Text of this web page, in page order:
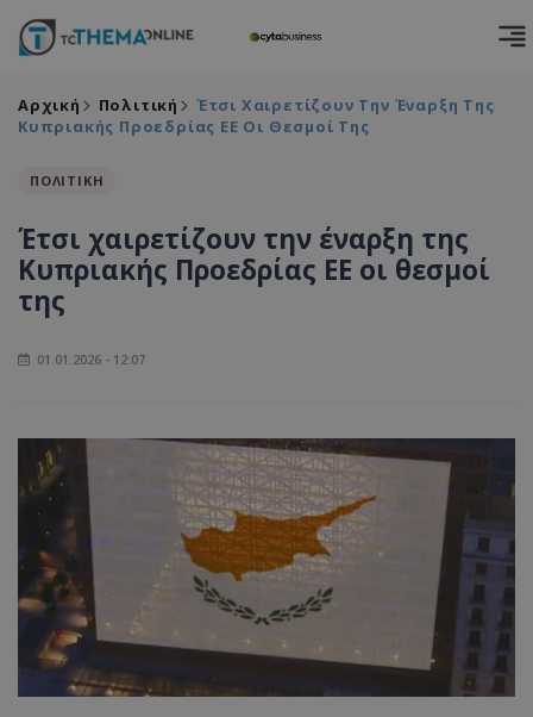
Αρχική Πολιτική
Έτσι Χαιρετίζουν Την Έναρξη Της
Κυπριακής Προεδρίας EE Οι Θεσμοί Της
ΠΟΛΙΤΙΚΗ
Έτσι χαιρετίζουν την έναρξη της
Κυπριακής Προεδρίας EE οι θεσμοί
της
01.01.2026 - 12:07